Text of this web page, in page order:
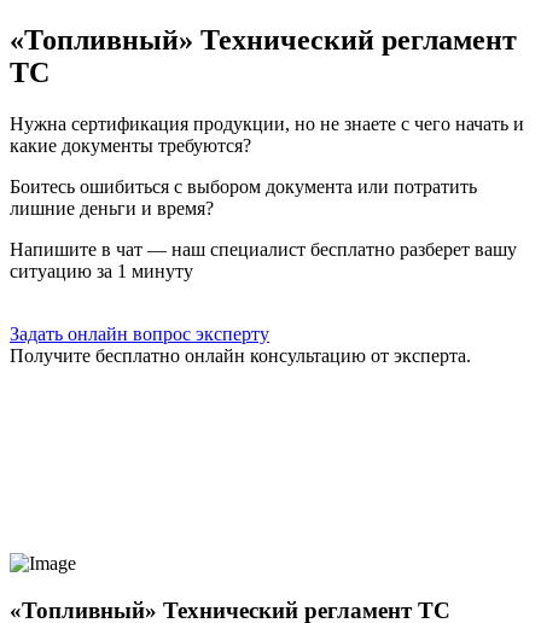
«Топливный» Технический регламент
ТС
Нужна сертификация продукции, но не знаете с чего начать и
какие документы требуются?
Боитесь ошибиться с выбором документа или потратить
лишние деньги и время?
Напишите в чат — наш специалист бесплатно разберет вашу
ситуацию за 1 минуту
Задать онлайн вопрос эксперту
Получите бесплатно онлайн консультацию от эксперта.
«Топливный» Технический регламент ТС